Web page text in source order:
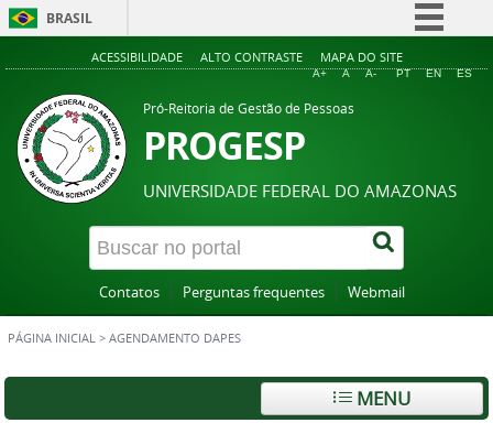
BRASIL
Simplifique!
Acesso à informação
Legislação
Canais
ACESSIBILIDADE ALTO CONTRASTE MAPA DO SITE
A+ A A- PT EN ES
Pró-Reitoria de Gestão de Pessoas
PROGESP
UNIVERSIDADE FEDERAL DO AMAZONAS
Contatos Perguntas frequentes Webmail
PÁGINA INICIAL > AGENDAMENTO DAPES
MENU